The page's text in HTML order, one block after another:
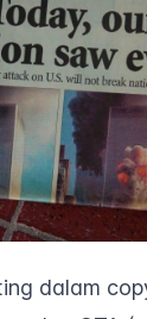
dalam